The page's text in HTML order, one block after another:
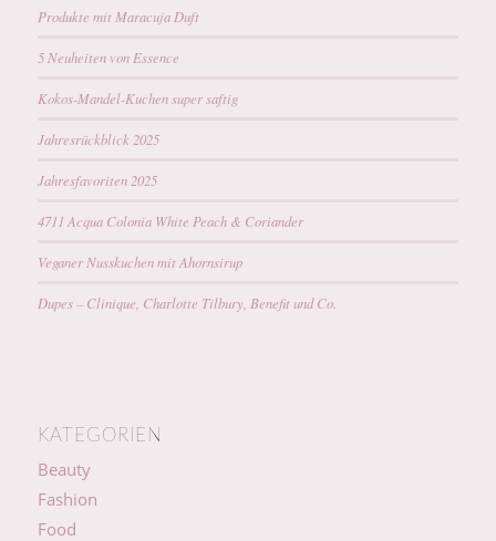
Produkte mit Maracuja Duft
5 Neuheiten von Essence
Kokos-Mandel-Kuchen super saftig
Jahresrückblick 2025
Jahresfavoriten 2025
4711 Acqua Colonia White Peach & Coriander
Veganer Nusskuchen mit Ahornsirup
Dupes – Clinique, Charlotte Tilbury, Benefit und Co.
KATEGORIEN
Beauty
Fashion
Food